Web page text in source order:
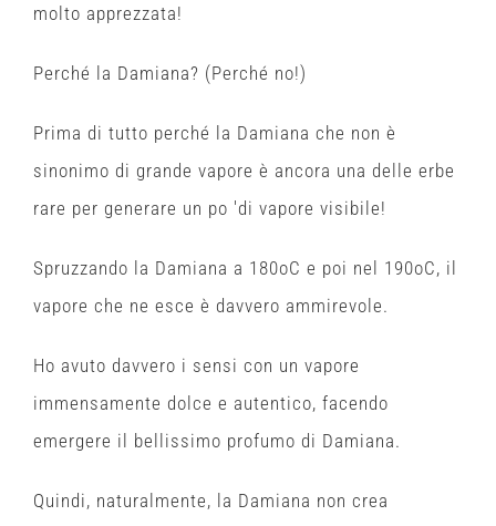
molto apprezzata!
Perché la Damiana? (Perché no!)
Prima di tutto perché la Damiana che non è
sinonimo di grande vapore è ancora una delle erbe
rare per generare un po 'di vapore visibile!
Spruzzando la Damiana a 180oC e poi nel 190oC, il
vapore che ne esce è davvero ammirevole.
Ho avuto davvero i sensi con un vapore
immensamente dolce e autentico, facendo
emergere il bellissimo profumo di Damiana.
Quindi, naturalmente, la Damiana non crea